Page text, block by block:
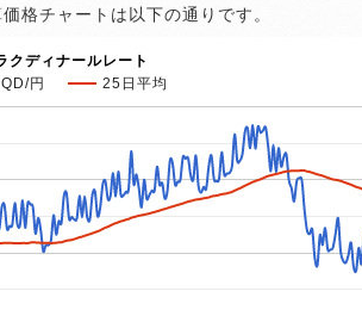
格チャートは以下の通りです。
クディナールレート
円
25日平均